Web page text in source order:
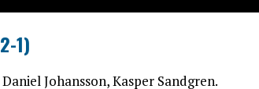
1)
Johansson, Kasper Sandgren.